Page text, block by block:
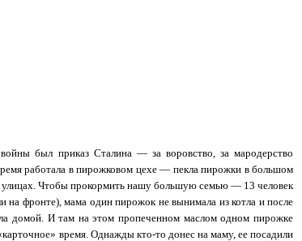
был приказ Сталина — за воровство, за мародерство
работала в пирожковом цехе — пекла пирожки в большом
улицах. Чтобы прокормить нашу большую семью — 13 человек
фронте), мама один пирожок не вынимала из котла и после
домой. И там на этом пропеченном маслом одном пирожке
время. Однажды кто-то донес на маму, ее посадили